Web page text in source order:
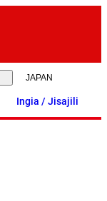
Ingia / Jisajili